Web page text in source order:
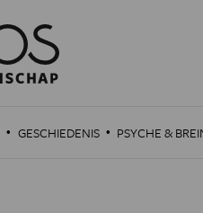
· GESCHIEDENIS · PSYCHE &